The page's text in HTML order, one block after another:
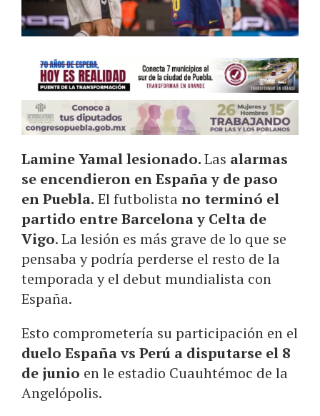
Lamine Yamal lesionado.Las alarmas
se encendieron en España y de paso
en Puebla. El futbolistano terminó el
partido entre Barcelona y Celta de
Vigo. La lesión es más grave de lo que se
pensaba y podría perderse el resto de la
temporada y el debut mundialista con
España.
Esto comprometería su participación en el
duelo España vs Perú a disputarse el 8
de junio en le estadio Cuauhtémoc de la
Angelópolis.